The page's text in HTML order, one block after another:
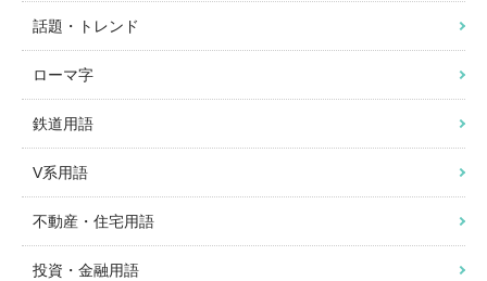
話題・トレンド
ローマ字
鉄道用語
V系用語
不動産・住宅用語
投資・金融用語